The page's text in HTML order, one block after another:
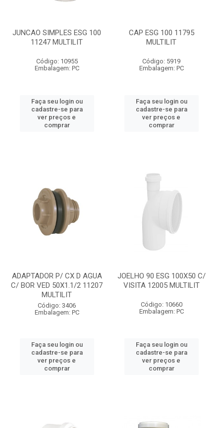
JUNCAO SIMPLES ESG 100
11247 MULTILIT
Código: 10955
Embalagem: PC
Faça seu login ou
cadastre-se para
ver preços e
comprar
CAP ESG 100 11795
MULTILIT
Código: 5919
Embalagem: PC
Faça seu login ou
cadastre-se para
ver preços e
comprar
ADAPTADOR P/ CX D AGUA
C/ BOR VED 50X1.1/2 11207
MULTILIT
Código: 3406
Embalagem: PC
Faça seu login ou
cadastre-se para
ver preços e
comprar
JOELHO 90 ESG 100X50 C/
VISITA 12005 MULTILIT
Código: 10660
Embalagem: PC
Faça seu login ou
cadastre-se para
ver preços e
comprar